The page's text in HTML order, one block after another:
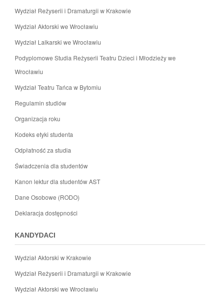
Wydział Reżyserii i Dramaturgii w Krakowie
Wydział Aktorski we Wrocławiu
Wydział Lalkarski we Wrocławiu
Podyplomowe Studia Reżyserii Teatru Dzieci i Młodzieży we
Wrocławiu
Wydział Teatru Tańca w Bytomiu
Regulamin studiów
Organizacja roku
Kodeks etyki studenta
Odpłatność za studia
Świadczenia dla studentów
Kanon lektur dla studentów AST
Dane Osobowe (RODO)
Deklaracja dostępności
KANDYDACI
Wydział Aktorski w Krakowie
Wydział Reżyserii i Dramaturgii w Krakowie
Wydział Aktorski we Wrocławiu